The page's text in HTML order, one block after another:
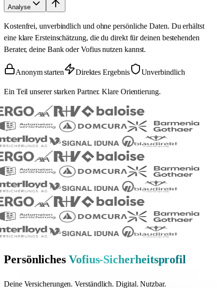
Analyse
Kostenfrei, unverbindlich und ohne persönliche Daten. Du erhältst
eine klare Ersteinschätzung, die du direkt für deinen bestehenden
Berater, deine Bank oder Vofius nutzen kannst.
Anonym starten Direktes Ergebnis Unverbindlich
Ein Teil unserer starken Partner. Klare Orientierung.
Persönliches Vofius-Sicherheitsprofil
Deine Versicherungen. Verständlich. Digital. Nutzbar.